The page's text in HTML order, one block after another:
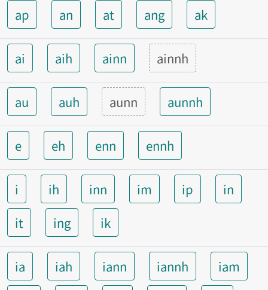
ap
an at ang ak
ai aih ainn ainnh
au auh aunn aunnh
e eh enn ennh
i ih inn im ip
in
it
ing ik
ia iah iann iannh
iam